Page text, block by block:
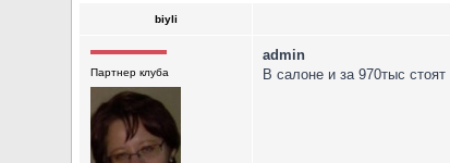
biyli
Партнер клуба
admin
В салоне и за 970тыс